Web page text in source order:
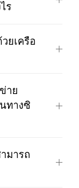
ร
ยเครือ
าย
ทางซิ
มารถ